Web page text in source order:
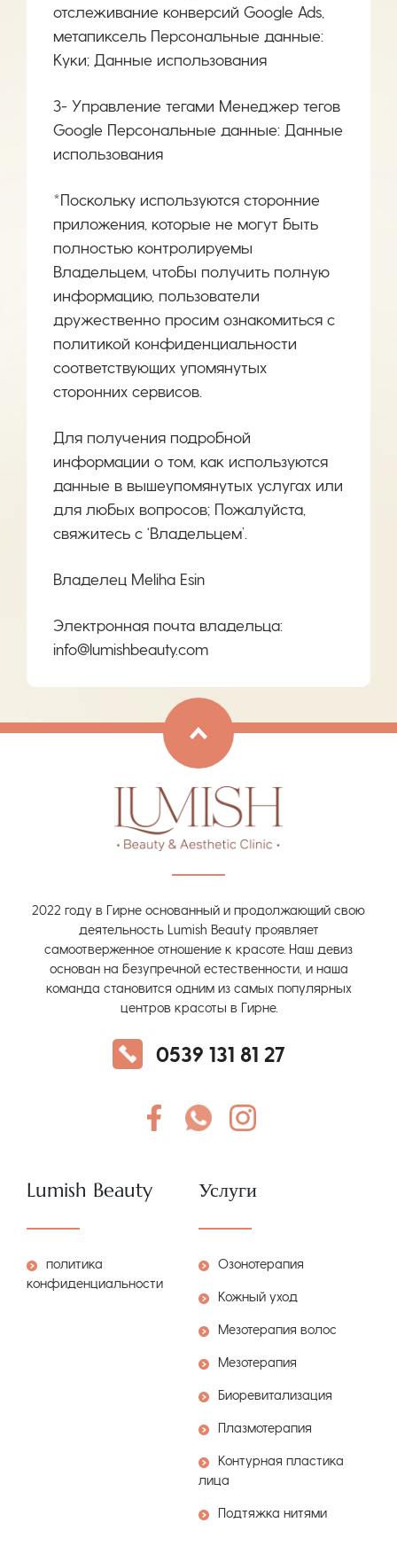
отслеживание конверсий Google Ads,
метапиксель Персональные данные:
Куки; Данные использования
3- Управление тегами Менеджер тегов
Google Персональные данные: Данные
использования
*Поскольку используются сторонние
приложения, которые не могут быть
полностью контролируемы
Владельцем, чтобы получить полную
информацию, пользователи
дружественно просим ознакомиться с
политикой конфиденциальности
соответствующих упомянутых
сторонних сервисов.
Для получения подробной
информации о том, как используются
данные в вышеупомянутых услугах или
для любых вопросов; Пожалуйста,
свяжитесь с ‘Владельцем’.
Владелец Meliha Esin
Электронная почта владельца:
info@lumishbeauty.com
2022 году в Гирне основанный и продолжающий свою
деятельность Lumish Beauty проявляет
самоотверженное отношение к красоте. Наш девиз
основан на безупречной естественности, и наша
команда становится одним из самых популярных
центров красоты в Гирне.
0539 131 81 27
Lumish Beauty
политика
конфиденциальности
Услуги
Озонотерапия
Кожный уход
Мезотерапия волос
Мезотерапия
Биоревитализация
Плазмотерапия
Контурная пластика
лица
Подтяжка нитями